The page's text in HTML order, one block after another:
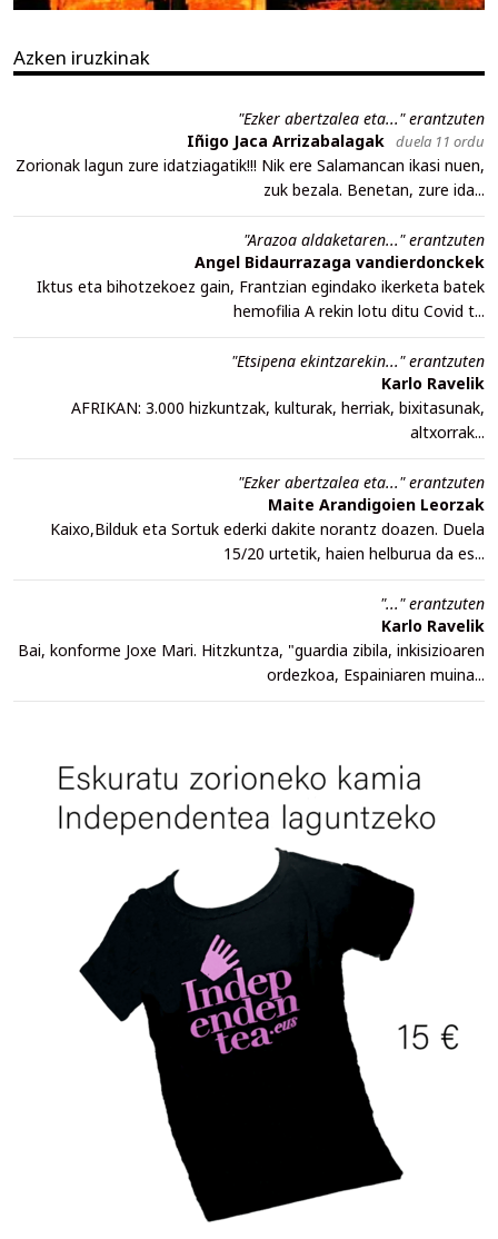
Azken iruzkinak
"Ezker abertzalea eta..." erantzuten
Iñigo Jaca Arrizabalagak duela 11 ordu
Zorionak lagun zure idatziagatik!!! Nik ere Salamancan ikasi nuen,
zuk bezala. Benetan, zure ida...
"Arazoa aldaketaren..." erantzuten
Angel Bidaurrazaga vandierdonckek
Iktus eta bihotzekoez gain, Frantzian egindako ikerketa batek
hemofilia A rekin lotu ditu Covid t...
"Etsipena ekintzarekin..." erantzuten
Karlo Ravelik
AFRIKAN: 3.000 hizkuntzak, kulturak, herriak, bixitasunak,
altxorrak...
"Ezker abertzalea eta..." erantzuten
Maite Arandigoien Leorzak
Kaixo,Bilduk eta Sortuk ederki dakite norantz doazen. Duela
15/20 urtetik, haien helburua da es...
"..." erantzuten
Karlo Ravelik
Bai, konforme Joxe Mari. Hitzkuntza, "guardia zibila, inkisizioaren
ordezkoa, Espainiaren muina...